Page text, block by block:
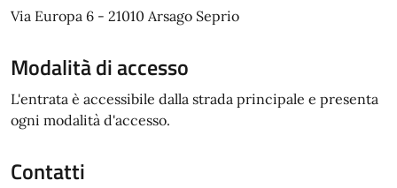
Via Europa 6 - 21010 Arsago Seprio
Modalità di accesso
L'entrata è accessibile dalla strada principale e presenta
ogni modalità d'accesso.
Contatti